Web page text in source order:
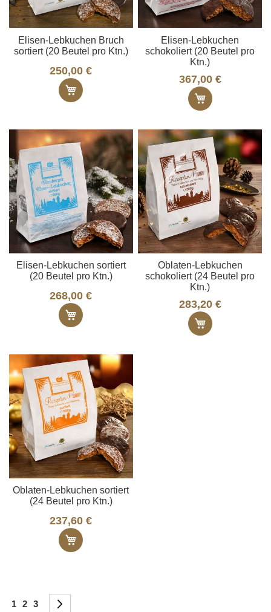
Elisen-Lebkuchen Bruch
sortiert (20 Beutel pro Ktn.)
250,00 €
In den Warenkorb
Elisen-Lebkuchen
schokoliert (20 Beutel pro
Ktn.)
367,00 €
In den
Elisen-Lebkuchen sortiert
(20 Beutel pro Ktn.)
268,00 €
In den Warenkorb
Oblaten-Lebkuchen
schokoliert (24 Beutel pro
Ktn.)
283,20 €
In den
Oblaten-Lebkuchen sortiert
(24 Beutel pro Ktn.)
237,60 €
In den Warenkorb
Seite
You're currently reading page
1 Seite
2 Seite
3